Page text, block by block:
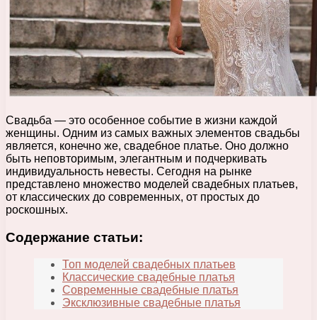
Свадьба — это особенное событие в жизни каждой
женщины. Одним из самых важных элементов свадьбы
является, конечно же, свадебное платье. Оно должно
быть неповторимым, элегантным и подчеркивать
индивидуальность невесты. Сегодня на рынке
представлено множество моделей свадебных платьев,
от классических до современных, от простых до
роскошных.
Содержание статьи:
Топ моделей свадебных платьев
Классические свадебные платья
Современные свадебные платья
Эксклюзивные свадебные платья